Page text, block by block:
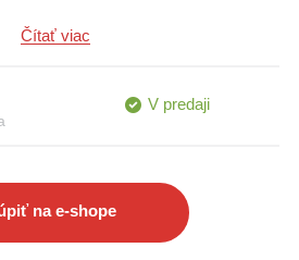
zvieracích hrdinov, ktorí jazdia na
sa malí čitatelia môžu aktívne zapojiť
fantáziu, slovnú zásobu aj jemnú
prostriedkov.
Čítať viac
V predaji
na e-shope